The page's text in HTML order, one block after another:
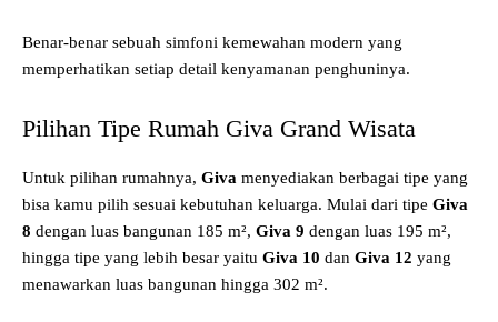
Benar-benar sebuah simfoni kemewahan modern yang
memperhatikan setiap detail kenyamanan penghuninya.
Pilihan Tipe Rumah Giva Grand Wisata
Untuk pilihan rumahnya, Giva menyediakan berbagai tipe yang
bisa kamu pilih sesuai kebutuhan keluarga. Mulai dari tipe Giva
8 dengan luas bangunan 185 m², Giva 9 dengan luas 195 m²,
hingga tipe yang lebih besar yaitu Giva 10 dan Giva 12 yang
menawarkan luas bangunan hingga 302 m².